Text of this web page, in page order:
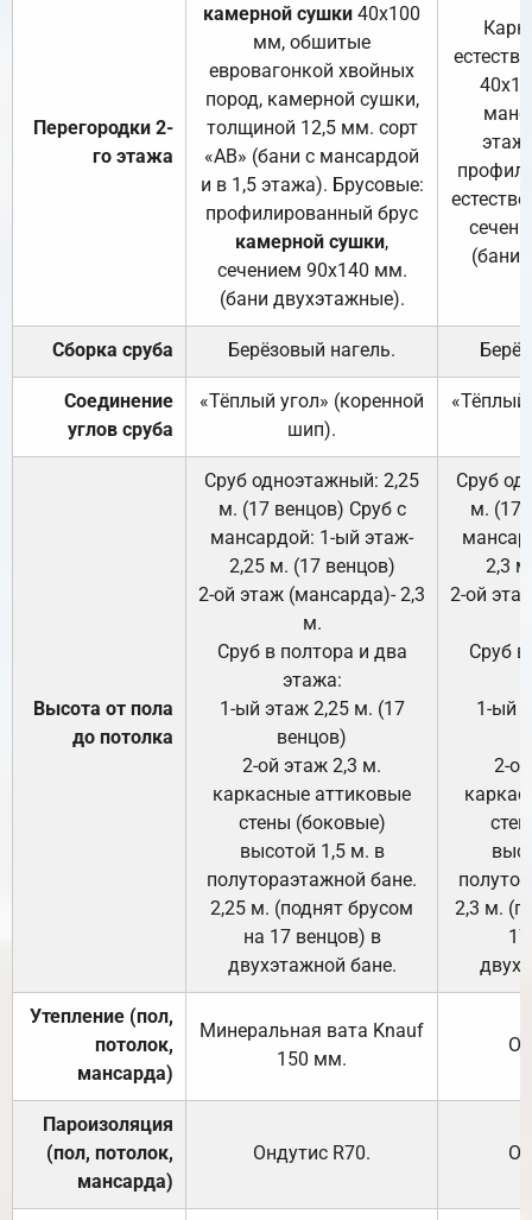
Перегородки 2-
го этажа
камерной сушки 40х100
мм, обшитые
евровагонкой хвойных
пород, камерной сушки,
толщиной 12,5 мм. сорт
«АВ» (бани с мансардой
и в 1,5 этажа). Брусовые:
профилированный брус
камерной сушки,
сечением 90х140 мм.
(бани двухэтажные).
(бани
Сборка сруба Берёзовый нагель.
Соединение
углов сруба
«Тёплый угол» (коренной
шип).
«Тёплый
Высота от пола
до потолка
Сруб одноэтажный: 2,25
м. (17 венцов) Сруб с
мансардой: 1-ый этаж-
2,25 м. (17 венцов)
2-ой этаж (мансарда)- 2,3
м.
Сруб в полтора и два
этажа:
1-ый этаж 2,25 м. (17
венцов)
2-ой этаж 2,3 м.
каркасные аттиковые
стены (боковые)
высотой 1,5 м. в
полутораэтажной бане.
2,25 м. (поднят брусом
на 17 венцов) в
двухэтажной бане.
Сруб
м. (17
2,3
2-ой
Сруб
1-ый
2-
2,3 м.
Утепление (пол,
потолок,
мансарда)
Минеральная вата Knauf
150 мм.
Пароизоляция
(пол, потолок,
мансарда)
Ондутис R70.